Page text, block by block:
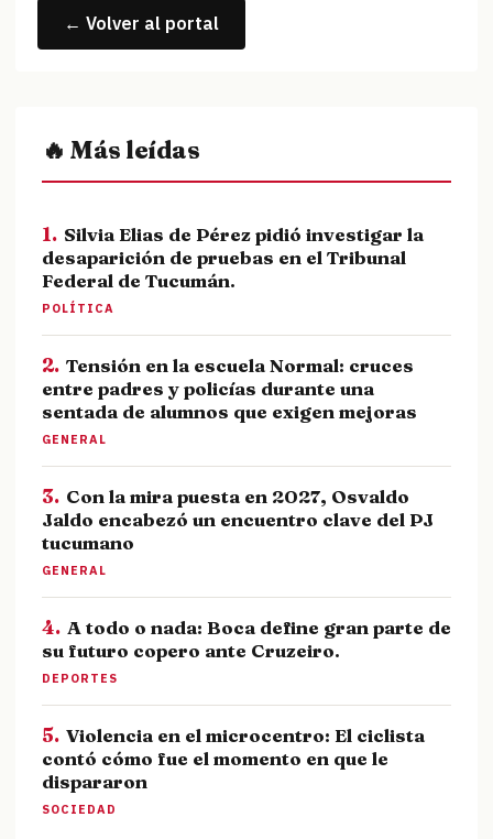
← Volver al portal
🔥 Más leídas
1. Silvia Elias de Pérez pidió investigar la
desaparición de pruebas en el Tribunal
Federal de Tucumán.
POLÍTICA
2. Tensión en la escuela Normal: cruces
entre padres y policías durante una
sentada de alumnos que exigen mejoras
GENERAL
3. Con la mira puesta en 2027, Osvaldo
Jaldo encabezó un encuentro clave del PJ
tucumano
GENERAL
4. A todo o nada: Boca define gran parte de
su futuro copero ante Cruzeiro.
DEPORTES
5. Violencia en el microcentro: El ciclista
contó cómo fue el momento en que le
dispararon
SOCIEDAD